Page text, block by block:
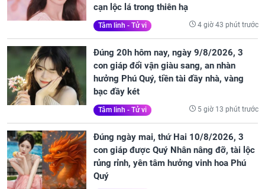
cạn lộc lá trong thiên hạ
Tâm linh - Tử vi 4 giờ 43 phút trước
Đúng 20h hôm nay, ngày 9/8/2026, 3
con giáp đổi vận giàu sang, an nhàn
hưởng Phú Quý, tiền tài đầy nhà, vàng
bạc đầy két
Tâm linh - Tử vi 5 giờ 13 phút trước
Đúng ngày mai, thứ Hai 10/8/2026, 3
con giáp được Quý Nhân nâng đỡ, tài lộc
rủng rỉnh, yên tâm hưởng vinh hoa Phú
Quý